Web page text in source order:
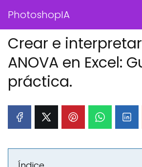
PhotoshopIA
Crear e
ANOVA en Excel:
práctica.